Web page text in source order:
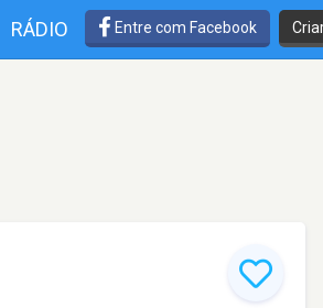
RÁDIO Entre com Facebook